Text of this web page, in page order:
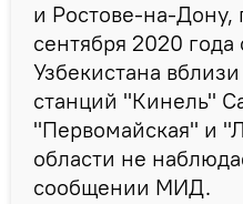
и Ростове-на-Дону,
сентября 2020
Узбекистана
станций "Кинель"
"Первомайская" и
области не
сообщении МИД.